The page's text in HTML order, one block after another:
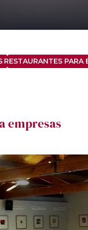
RESTAURANTES PARA
empresas